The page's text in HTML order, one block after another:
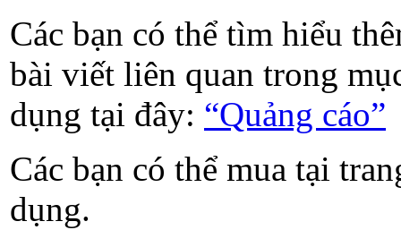
Các bạn có thể tìm hiểu
bài viết liên quan trong
dụng tại đây: “Quảng cáo”
Các bạn có thể mua tại
dụng.